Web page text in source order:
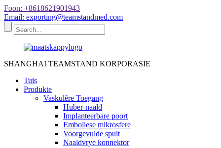
Foon: +8618621901943
Email: exporting@teamstandmed.com
SHANGHAI TEAMSTAND KORPORASIE
Tuis
Produkte
Vaskulêre Toegang
Huber-naald
Implanteerbare poort
Emboliese mikrosfere
Voorgevulde spuit
Naaldvrye konnektor